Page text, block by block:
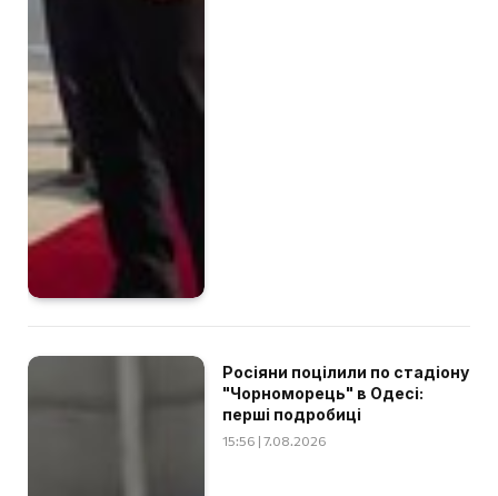
Росіяни поцілили по стадіону
"Чорноморець" в Одесі:
перші подробиці
15:56 | 7.08.2026